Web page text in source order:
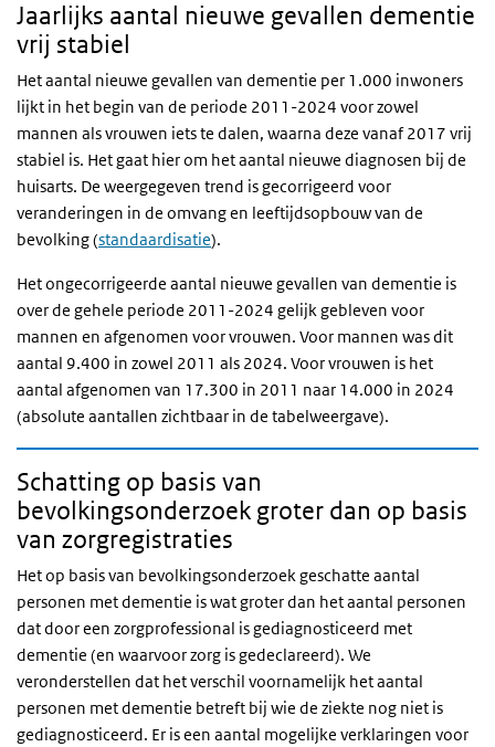
Jaarlijks aantal nieuwe gevallen dementie
vrij stabiel
Het aantal nieuwe gevallen van dementie per 1.000 inwoners
lijkt in het begin van de periode 2011-2024 voor zowel
mannen als vrouwen iets te dalen, waarna deze vanaf 2017 vrij
stabiel is. Het gaat hier om het aantal nieuwe diagnosen bij de
huisarts. De weergegeven trend is gecorrigeerd voor
veranderingen in de omvang en leeftijdsopbouw van de
bevolking (standaardisatie).
Het ongecorrigeerde aantal nieuwe gevallen van dementie is
over de gehele periode 2011-2024 gelijk gebleven voor
mannen en afgenomen voor vrouwen. Voor mannen was dit
aantal 9.400 in zowel 2011 als 2024. Voor vrouwen is het
aantal afgenomen van 17.300 in 2011 naar 14.000 in 2024
(absolute aantallen zichtbaar in de tabelweergave).
Schatting op basis van
bevolkingsonderzoek groter dan op basis
van zorgregistraties
Het op basis van bevolkingsonderzoek geschatte aantal
personen met dementie is wat groter dan het aantal personen
dat door een zorgprofessional is gediagnosticeerd met
dementie (en waarvoor zorg is gedeclareerd). We
veronderstellen dat het verschil voornamelijk het aantal
personen met dementie betreft bij wie de ziekte nog niet is
gediagnosticeerd. Er is een aantal mogelijke verklaringen voor